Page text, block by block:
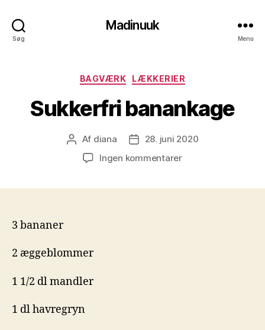
Søg
Madinuuk
Menu
Kategorier
BAGVÆRK LÆKKERIER
Sukkerfri banankage
Indlægsforfatter
Af diana Indlægsdato
28. juni 2020
Ingen kommentarertil
3 bananer
2 æggeblommer
1 1/2 dl mandler
1 dl havregryn